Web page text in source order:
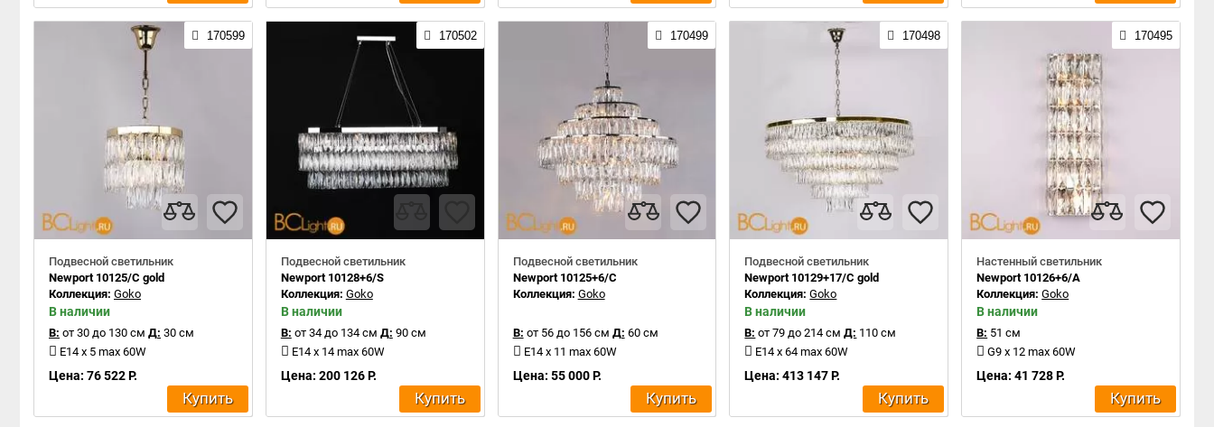
170599
Подвесной светильник
Newport 10125/C gold
Коллекция: Goko
В наличии
В: от 30 до 130 см Д: 30 см
E14 x 5 max 60W
Цена: 76 522 Р.
Купить
170502
Подвесной светильник
Newport 10128+6/S
Коллекция: Goko
В наличии
В: от 34 до 134 см Д: 90 см
E14 x 14 max 60W
Цена: 200 126 Р.
Купить
170499
Подвесной светильник
Newport 10125+6/C
Коллекция: Goko
В: от 56 до 156 см Д: 60 см
E14 x 11 max 60W
Цена: 55 000 Р.
Купить
170498
Подвесной светильник
Newport 10129+17/C gold
Коллекция:Goko
В наличии
В: от 79 до 214 см Д: 110 см
E14 x 64 max 60W
Цена: 413 147 Р.
Купить
170495
Настенный светильник
Newport 10126+6/A
Коллекция:Goko
В наличии
В: 51 см
G9 x 12 max 60W
Цена: 41 728 Р.
Купить